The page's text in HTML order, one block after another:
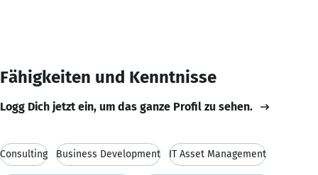
Fähigkeiten und Kenntnisse
Logg Dich jetzt ein, um das ganze Profil zu sehen.
Consulting Business Development IT Asset Management